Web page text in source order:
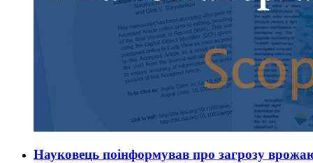
Науковець поінформував про загрозу